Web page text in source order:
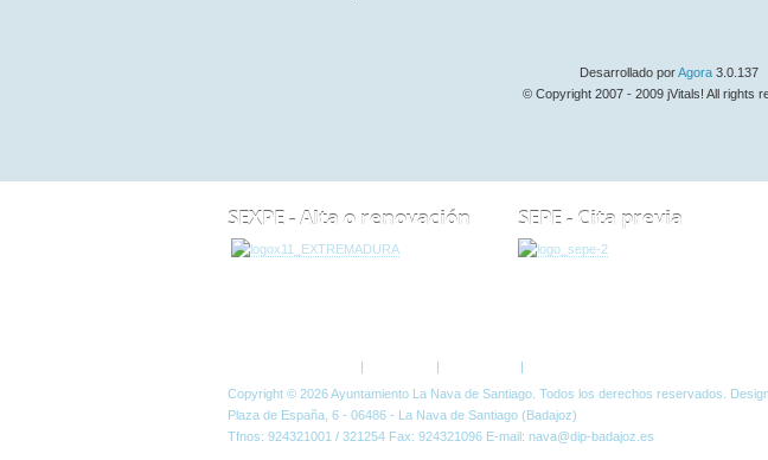
Desarrollado porAgora3.0.137
© Copyright 2007 - 2009 jVitals! All rights
SEXPE - Alta o renovación SEPE - Cita previa
| | |
Copyright © 2026 Ayuntamiento La Nava de Santiago. Todos los derechos reservados.
Plaza de España, 6 - 06486 - La Nava de Santiago (Badajoz)
Tfnos: 924321001 / 321254 Fax: 924321096 E-mail: nava@dip-badajoz.es